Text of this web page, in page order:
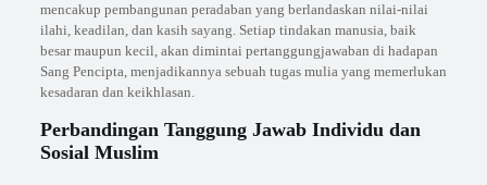
mencakup pembangunan peradaban yang berlandaskan nilai-nilai
ilahi, keadilan, dan kasih sayang. Setiap tindakan manusia, baik
besar maupun kecil, akan dimintai pertanggungjawaban di hadapan
Sang Pencipta, menjadikannya sebuah tugas mulia yang memerlukan
kesadaran dan keikhlasan.
Perbandingan Tanggung Jawab Individu dan
Sosial Muslim